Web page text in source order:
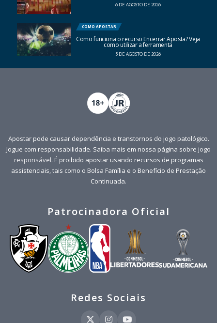
6 DE AGOSTO DE 2026
COMO APOSTAR
Como funciona o recurso Encerrar Aposta? Veja
como utilizar a ferramenta
5 DE AGOSTO DE 2026
Apostar pode causar dependência e transtornos do jogo patológico.
Jogue com responsabilidade. Saiba mais em nossa página sobre jogo
responsável. É proibido apostar usando recursos de programas
assistenciais, tais como o Bolsa Família e o Benefício de Prestação
Continuada.
Patrocinadora Oficial
Redes Sociais